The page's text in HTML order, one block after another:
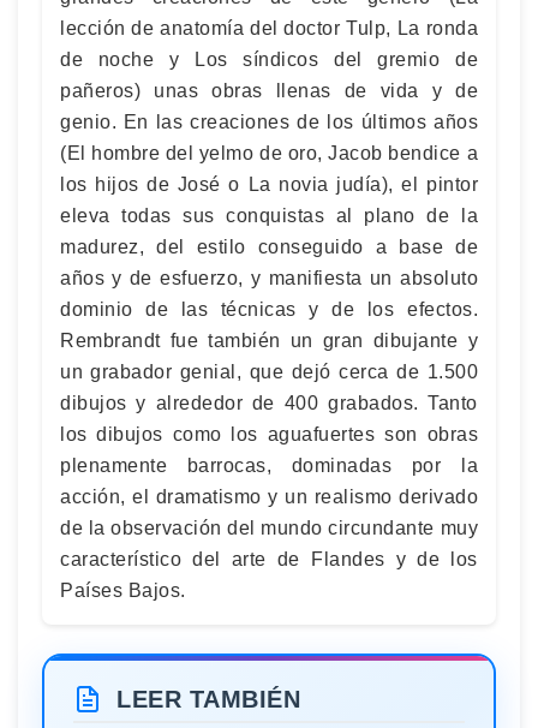
lección de anatomía del doctor Tulp, La ronda
de noche y Los síndicos del gremio de
pañeros) unas obras llenas de vida y de
genio. En las creaciones de los últimos años
(El hombre del yelmo de oro, Jacob bendice a
los hijos de José o La novia judía), el pintor
eleva todas sus conquistas al plano de la
madurez, del estilo conseguido a base de
años y de esfuerzo, y manifiesta un absoluto
dominio de las técnicas y de los efectos.
Rembrandt fue también un gran dibujante y
un grabador genial, que dejó cerca de 1.500
dibujos y alrededor de 400 grabados. Tanto
los dibujos como los aguafuertes son obras
plenamente barrocas, dominadas por la
acción, el dramatismo y un realismo derivado
de la observación del mundo circundante muy
característico del arte de Flandes y de los
Países Bajos.
LEER TAMBIÉN